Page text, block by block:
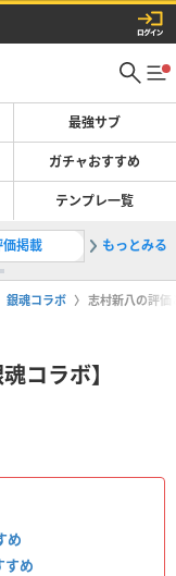
最強サブ
ガチャおすすめ
テンプレ一覧
掲載 2夏休み
もっとみる
銀魂コラボ 志村新八の評価
コラボ】
め
すめ